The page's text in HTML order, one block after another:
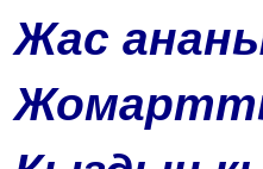
Жас